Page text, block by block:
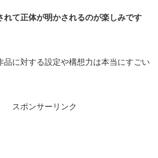
れて正体が明かされるのが楽しみです
品に対する設定や構想力は本当にすごい
スポンサーリンク